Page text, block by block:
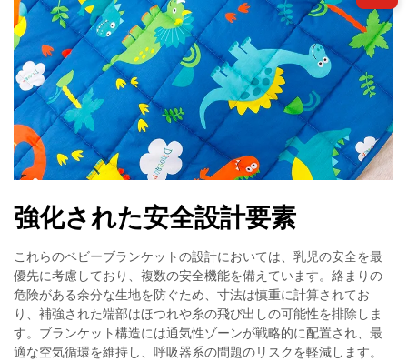
強化された安全設計要素
これらのベビーブランケットの設計においては、乳児の安全を最
優先に考慮しており、複数の安全機能を備えています。絡まりの
危険がある余分な生地を防ぐため、寸法は慎重に計算されてお
り、補強された端部はほつれや糸の飛び出しの可能性を排除しま
す。ブランケット構造には通気性ゾーンが戦略的に配置され、最
適な空気循環を維持し、呼吸器系の問題のリスクを軽減します。